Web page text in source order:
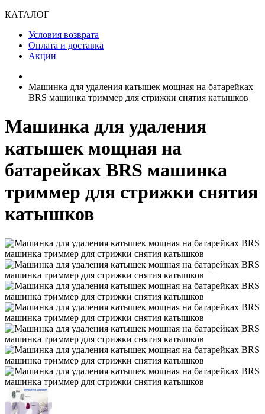
КАТАЛОГ
Условия возврата
Оплата и доставка
Акции
Машинка для удаления катышек мощная на батарейках
BRS машинка триммер для стрижки снятия катышков
Машинка для удаления
катышек мощная на
батарейках BRS машинка
триммер для стрижки снятия
катышков